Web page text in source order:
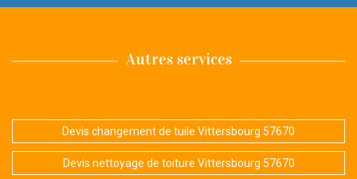
Autres services
Devis changement de tuile Vittersbourg 57670
Devis nettoyage de toiture Vittersbourg 57670